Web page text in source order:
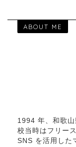
ABOUT ME
1994 年、和歌
校当時はフリー
SNS を活用した